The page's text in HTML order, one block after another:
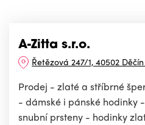
A-Zitta s.r.o.
Řetězová 247/1, 40502
Prodej - zlaté a stříbrné
- dámské i pánské hodinky
snubní prsteny - hodinky